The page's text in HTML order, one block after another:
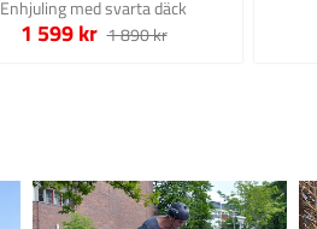
Enhjuling med svarta däck
1 599 kr 1 890 kr